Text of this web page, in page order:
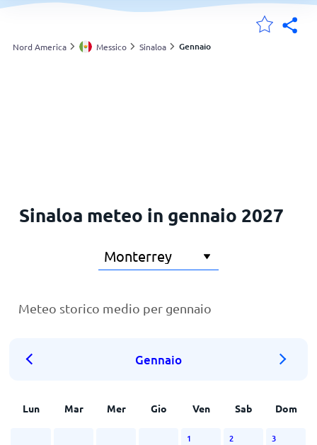
Svizzera
Nord America Messico Sinaloa Gennaio
Sinaloa meteo in gennaio 2027
Meteo storico medio per gennaio
Gennaio
Lun Mar Mer Gio Ven Sab Dom
1 2 3